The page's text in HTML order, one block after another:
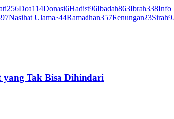
256Doa114Donasi6Hadist96Ibadah863Ibrah338Info
Nasihat Ulama344Ramadhan357Renungan23Sirah
Tak Bisa Dihindari